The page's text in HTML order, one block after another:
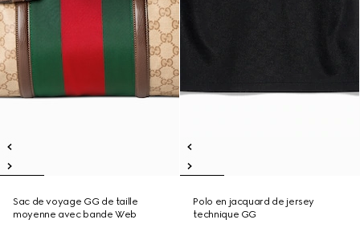
Sac de voyage GG de taille
moyenne avec bande Web
Polo en jacquard de jersey
technique GG